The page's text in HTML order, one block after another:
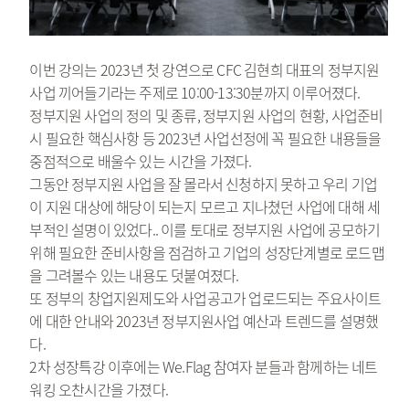
이번 강의는 2023년 첫 강연으로 CFC 김현희 대표의 정부지원
사업 끼어들기라는 주제로 10:00-13:30분까지 이루어졌다.
정부지원 사업의 정의 및 종류, 정부지원 사업의 현황, 사업준비
시 필요한 핵심사항 등 2023년 사업선정에 꼭 필요한 내용들을
중점적으로 배울수 있는 시간을 가졌다.
그동안 정부지원 사업을 잘 몰라서 신청하지 못하고 우리 기업
이 지원 대상에 해당이 되는지 모르고 지나쳤던 사업에 대해 세
부적인 설명이 있었다.. 이를 토대로 정부지원 사업에 공모하기
위해 필요한 준비사항을 점검하고 기업의 성장단계별로 로드맵
을 그려볼수 있는 내용도 덧붙여졌다.
또 정부의 창업지원제도와 사업공고가 업로드되는 주요사이트
에 대한 안내와 2023년 정부지원사업 예산과 트렌드를 설명했
다.
2차 성장특강 이후에는 We.Flag 참여자 분들과 함께하는 네트
워킹 오찬시간을 가졌다.